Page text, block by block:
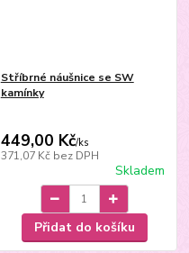
Stříbrné náušnice se SW
kamínky
449,00 Kč/ks
371,07 Kč bez DPH
Skladem
Přidat do košíku